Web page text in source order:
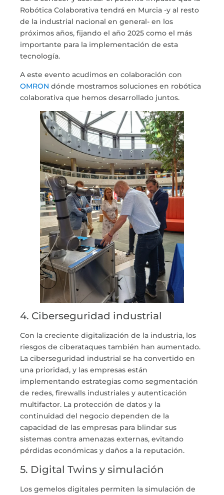
Robótica Colaborativa tendrá en Murcia -y al resto
de la industrial nacional en general- en los
próximos años, fijando el año 2025 como el más
importante para la implementación de esta
tecnología.
A este evento acudimos en colaboración con
OMRON dónde mostramos soluciones en robótica
colaborativa que hemos desarrollado juntos.
4. Ciberseguridad industrial
Con la creciente digitalización de la industria, los
riesgos de ciberataques también han aumentado.
La ciberseguridad industrial se ha convertido en
una prioridad, y las empresas están
implementando estrategias como segmentación
de redes, firewalls industriales y autenticación
multifactor. La protección de datos y la
continuidad del negocio dependen de la
capacidad de las empresas para blindar sus
sistemas contra amenazas externas, evitando
pérdidas económicas y daños a la reputación.
5. Digital Twins y simulación
Los gemelos digitales permiten la simulación de